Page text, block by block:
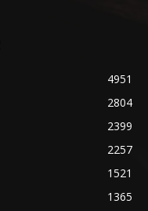
4951
2804
2399
2257
1521
1365